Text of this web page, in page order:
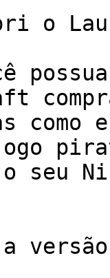
o
como
seu